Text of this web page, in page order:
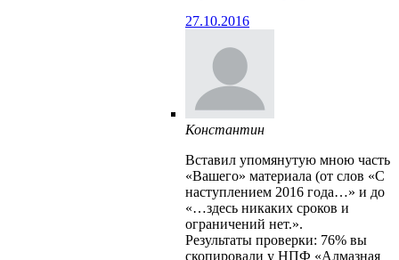
27.10.2016
Константин
Вставил упомянутую мною часть
«Вашего» материала (от слов «С
наступлением 2016 года…» и до
«…здесь никаких сроков и
ограничений нет.».
Результаты проверки: 76% вы
скопировали у НПФ «Алмазная